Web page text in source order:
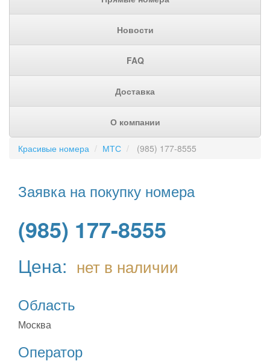
Новости
FAQ
Доставка
О компании
Красивые номера МТС (985) 177-8555
Заявка на покупку номера
(985) 177-8555
Цена: нет в наличии
Область
Москва
Оператор